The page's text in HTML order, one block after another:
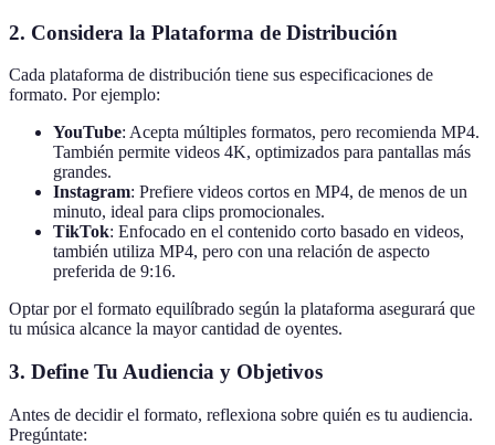
2. Considera la Plataforma de Distribución
Cada plataforma de distribución tiene sus especificaciones de
formato. Por ejemplo:
YouTube: Acepta múltiples formatos, pero recomienda MP4.
También permite videos 4K, optimizados para pantallas más
grandes.
Instagram: Prefiere videos cortos en MP4, de menos de un
minuto, ideal para clips promocionales.
TikTok: Enfocado en el contenido corto basado en videos,
también utiliza MP4, pero con una relación de aspecto
preferida de 9:16.
Optar por el formato equilíbrado según la plataforma asegurará que
tu música alcance la mayor cantidad de oyentes.
3. Define Tu Audiencia y Objetivos
Antes de decidir el formato, reflexiona sobre quién es tu audiencia.
Pregúntate: